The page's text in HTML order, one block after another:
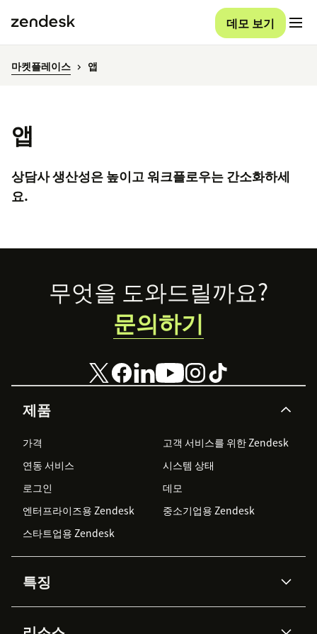
데모 보기
마켓플레이스 앱
앱
상담사 생산성은 높이고 워크플로우는 간소화하세
요.
Footer
제품
가격
고객 서비스를 위한 Zendesk
연동 서비스
시스템 상태
로그인
데모
엔터프라이즈용 Zendesk
중소기업용 Zendesk
스타트업용 Zendesk
특징
무엇을 도와드릴까요?
문의하기